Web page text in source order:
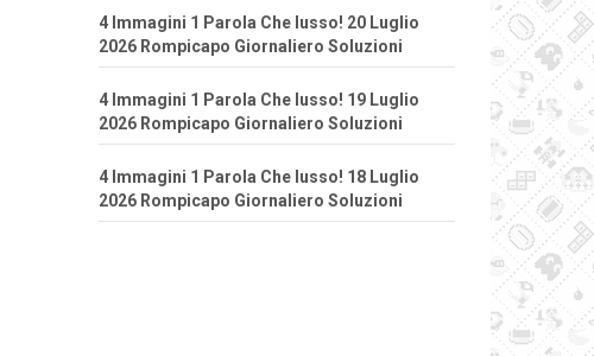
4 Immagini 1 Parola Che lusso! 20 Luglio
2026 Rompicapo Giornaliero Soluzioni
4 Immagini 1 Parola Che lusso! 19 Luglio
2026 Rompicapo Giornaliero Soluzioni
4 Immagini 1 Parola Che lusso! 18 Luglio
2026 Rompicapo Giornaliero Soluzioni